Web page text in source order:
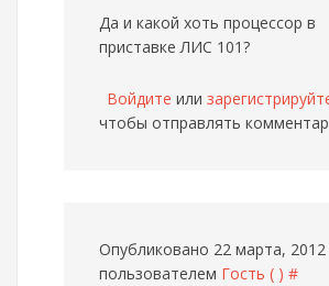
Да и какой хоть процессор в
приставке ЛИС 101?
Войдите или
чтобы отправлять
Опубликовано 22 марта, 2012
пользователем Гость ( ) #